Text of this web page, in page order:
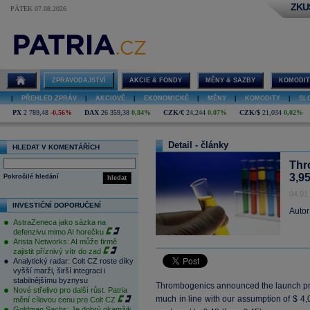
PÁTEK 07.08.2026
ZPRAVODAJSTVÍ AKCIE & FONDY MĚNY & SAZBY
PŘEHLED ZPRÁV AKCIOVÉ EKONOMICKÉ MĚNY KOMODITY
PX 2 789,48 -0,56% DAX 26 359,38 0,84% CZK/€ 24,244 0,07% CZK/$ 21,034 0,02%
HLEDAT V KOMENTÁŘÍCH
hledat
Pokročilé hledání
INVESTIČNÍ DOPORUČENÍ
AstraZeneca jako sázka na
defenzivu mimo AI horečku
Arista Networks: AI může firmě
zajistit příznivý vítr do zad
Analytický radar: Colt CZ roste díky
vyšší marži, širší integraci i
stabilnějšímu byznysu
Nové střelivo pro další růst. Patria
mění cílovou cenu pro Colt CZ
Detail - články
Thrombogenics announced the launch
much in line with our assumption of $